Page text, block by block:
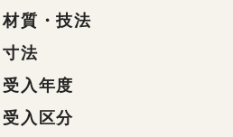
材質・技法
寸法
受入年度
受入区分